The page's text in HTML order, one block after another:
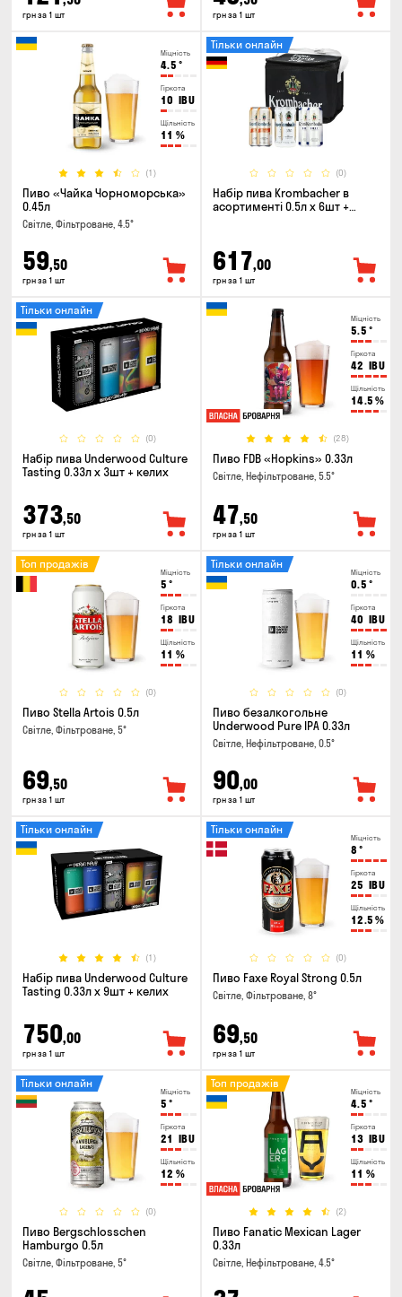
грн за 1 шт грн за 1 шт
Міцність
4.5 °
Гіркота
10 IBU
Щільність
11 %
(1)
Пиво «Чайка Чорноморська»
0.45л
Світле, Фільтроване, 4.5°
59,50
грн за 1 шт
(0)
Тільки онлайн
Набір пива Krombacher в
асортименті 0.5л х 6шт +
617,00
грн за 1 шт
(0)
Тільки онлайн
Набір пива Underwood Culture
Tasting 0.33л x 3шт + келих
373,50
грн за 1 шт
Міцність
5.5 °
Гіркота
42 IBU
Щільність
14.5 %
(28)
Пиво FDB «Hopkins» 0.33л
Світле, Нефільтроване, 5.5°
47,50
грн за 1 шт
Міцність
5 °
Гіркота
18 IBU
Щільність
11 %
(0)
Топ продажів
Пиво Stella Artois 0.5л
Світле, Фільтроване, 5°
69,50
грн за 1 шт
Міцність
0.5 °
Гіркота
40 IBU
Щільність
11 %
(0)
Тільки онлайн
Пиво безалкогольне
Underwood Pure IPA 0.33л
Світле, Нефільтроване, 0.5°
90,00
грн за 1 шт
(1)
Тільки онлайн
Набір пива Underwood Culture
Tasting 0.33л x 9шт + келих
750,00
грн за 1 шт
Міцність
8 °
Гіркота
25 IBU
Щільність
12.5 %
(0)
Тільки онлайн
Пиво Faxe Royal Strong 0.5л
Світле, Фільтроване, 8°
69,50
грн за 1 шт
Міцність
5 °
Гіркота
21 IBU
Щільність
12 %
(0)
Тільки онлайн
Пиво Bergschlosschen
Hamburgo 0.5л
Світле, Фільтроване, 5°
Міцність
4.5 °
Гіркота
13 IBU
Щільність
11 %
(2)
Топ продажів
Пиво Fanatic Mexican Lager
0.33л
Світле, Нефільтроване, 4.5°